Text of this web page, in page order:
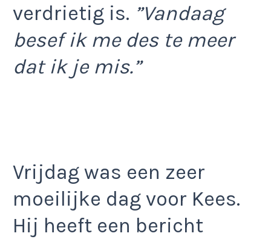
verdrietig is. ”Vandaag
besef ik me des te meer
dat ik je mis.”
Vrijdag was een zeer
moeilijke dag voor Kees.
Hij heeft een bericht